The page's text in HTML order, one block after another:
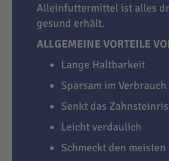
Alleinfuttermittel ist alles
gesund erhält.
ALLGEMEINE VORTEILE
Lange Haltbarkeit
Sparsam im Verbrauch
Senkt das
Leicht verdaulich
Schmeckt den